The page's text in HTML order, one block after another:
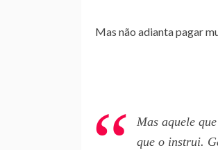
Mas não adianta pagar
Mas aquele
que o instrui.